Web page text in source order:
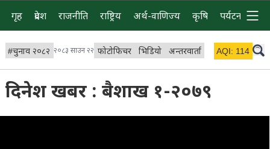
गृह प्रदेश राजनीति राष्ट्रिय अर्थ-वाणिज्य कृषि पर्यटन प्रवास
#चुनाव २०८२ २०८३ साउन २२ फोटोफिचर भिडियो अन्तरवार्ता विचार/ब्लग
AQI: 114
दिनेश खबर : बैशाख १-२०७९